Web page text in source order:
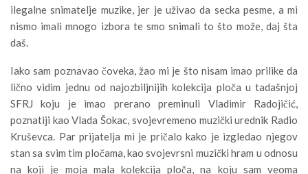
ilegalne snimatelje muzike, jer je uživao da secka pesme, a mi
nismo imali mnogo izbora te smo snimali to što može, daj šta
daš.
Iako sam poznavao čoveka, žao mi je što nisam imao prilike da
lično vidim jednu od najozbiljnijih kolekcija ploča u tadašnjoj
SFRJ koju je imao prerano preminuli Vladimir Radojičić,
poznatiji kao Vlada Šokac, svojevremeno muzički urednik Radio
Kruševca. Par prijatelja mi je pričalo kako je izgledao njegov
stan sa svim tim pločama, kao svojevrsni muzički hram u odnosu
na koji je moja mala kolekcija ploča, na koju sam veoma